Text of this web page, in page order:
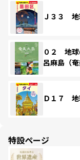
Ｊ３３
０２ 地
呂麻島（
Ｄ１７
特設ページ